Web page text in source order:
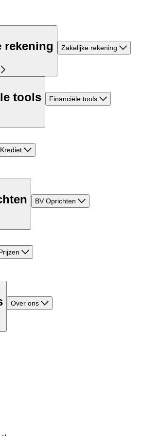
rekening Zakelijke rekening
tools Financiële tools
Krediet
BV Oprichten
Over ons